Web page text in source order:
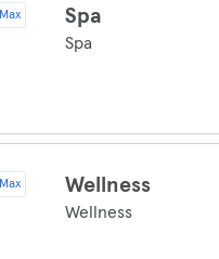
Max Spa
Spa
Max Wellness
Wellness